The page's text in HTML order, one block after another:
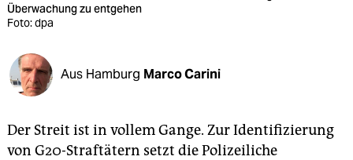
veranstaltungen
shop
fragen & hilfe
abo
Überwachung zu entgehen
Foto: dpa
Aus Hamburg Marco Carini
Der Streit ist in vollem Gange. Zur Identifizierung
von G20-Straftätern setzt die Polizeiliche